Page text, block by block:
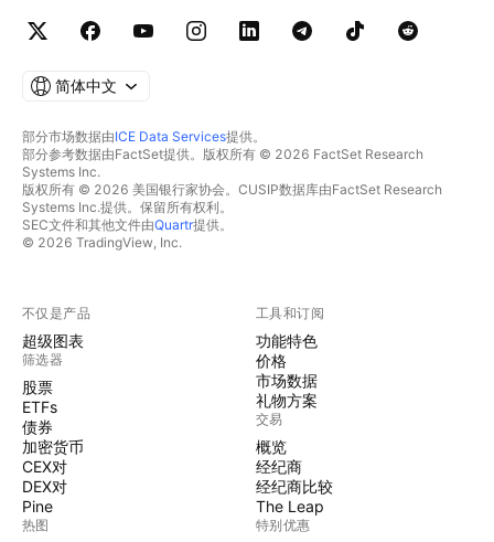
简体中文
部分市场数据由ICE Data Services提供。
部分参考数据由FactSet提供。版权所有 © 2026 FactSet Research
Systems Inc.
版权所有 © 2026 美国银行家协会。CUSIP数据库由FactSet Research
Systems Inc.提供。保留所有权利。
SEC文件和其他文件由Quartr提供。
© 2026 TradingView, Inc.
不仅是产品
超级图表
筛选器
股票
ETFs
债券
加密货币
CEX对
DEX对
Pine
热图
工具和订阅
功能特色
价格
市场数据
礼物方案
交易
概览
经纪商
经纪商比较
The Leap
特别优惠